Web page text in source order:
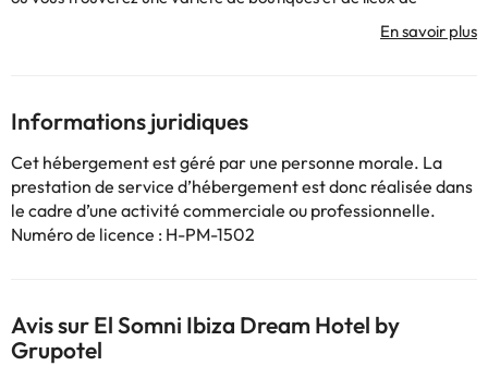
divertissement et peut facilement être atteint dans les
transports publics. En face de l'hôtel est un arrêt de bus (50
dispose de cinq étages avec un total de 117 chambres, dont 7
simples, 105 doubles et 5 suites. Vous bénéficierez de nombreux
équipements dont une piscine et jardin, un hall d'accueil spacieux
avec des ascenseurs, un bureau de change et une réception qui
est ouvert 24 heures par jour. Il ya aussi un accès Internet, un
café, un bar confortable et un restaurant. Comme un service
supplémentaire le service de soins de santé. Vous aurez aussi à
salle de bains avec sèche-cheveux, téléphone, TV satellite ou
câblée, mini-bar, air conditionné, coffre-fort et balcon ou
terrasse. A l'extérieur, une piscine avec bassin pour enfants, un
Informations juridiques
Cet hébergement est géré par une personne morale. La
prestation de service d’hébergement est donc réalisée dans
le cadre d’une activité commerciale ou professionnelle.
Numéro de licence : H-PM-1502
Avis sur El Somni Ibiza Dream Hotel by
Grupotel